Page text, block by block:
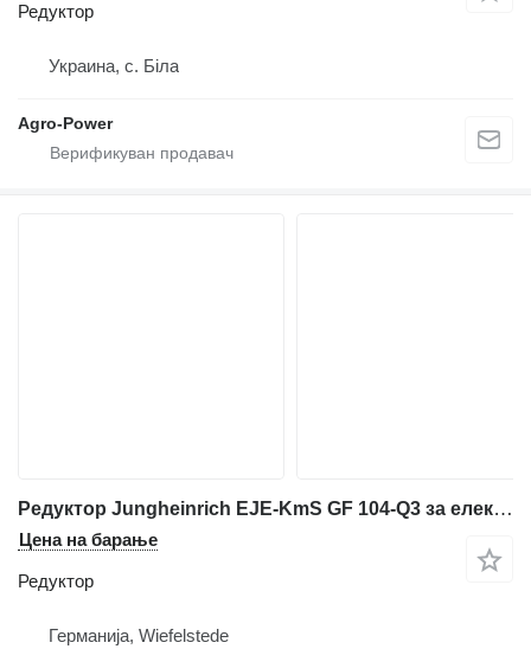
Редуктор
Украина, с. Біла
Agro-Power
Редуктор Jungheinrich EJE-KmS GF 104-Q3 за електричен палетар Jungheinrich
Цена на барање
Редуктор
Германија, Wiefelstede